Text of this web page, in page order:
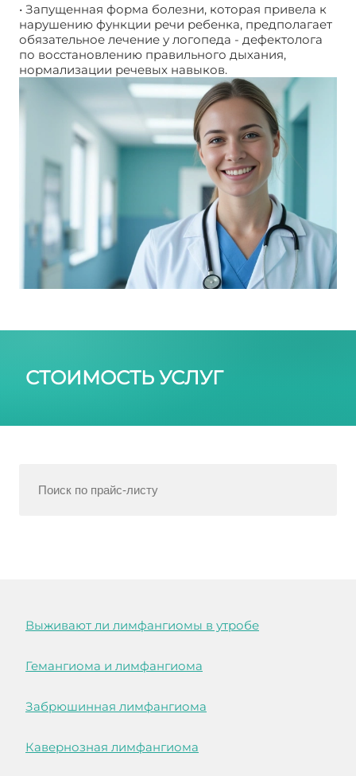
• Запущенная форма болезни, которая привела к
нарушению функции речи ребенка, предполагает
обязательное лечение у логопеда - дефектолога
по восстановлению правильного дыхания,
нормализации речевых навыков.
СТОИМОСТЬ УСЛУГ
Выживают ли лимфангиомы в утробе
Гемангиома и лимфангиома
Забрюшинная лимфангиома
Кавернозная лимфангиома